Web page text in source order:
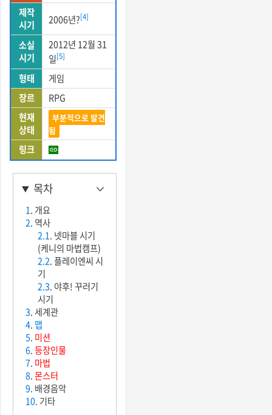
제작
시기
2006년?[4]
소실
시기
2012년 12월 31
일[5]
형태
게임
장르
RPG
현재
상태
부분적으로 발견
됨
링크
목차
1. 개요
2. 역사
2.1. 넷마블 시기
(케니의 마법캠프)
2.2. 플레이엔씨 시
기
2.3. 야후! 꾸러기
시기
3. 세계관
4. 맵
5. 미션
6.등장인물
7. 마법
8.몬스터
9. 배경음악
10. 기타